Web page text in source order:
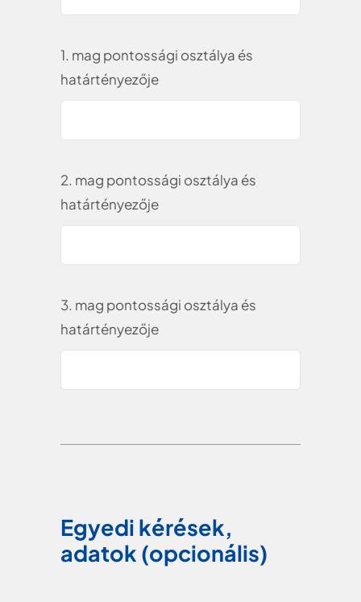
1. mag pontossági osztálya és
határtényezője
2. mag pontossági osztálya és
határtényezője
3. mag pontossági osztálya és
határtényezője
Egyedi kérések,
adatok (opcionális)